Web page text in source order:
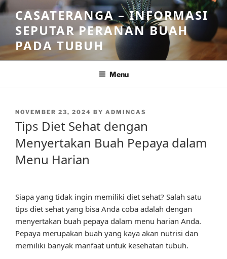
Skip
to
content
CASATERANGA – INFORMASI
SEPUTAR PERANAN BUAH
PADA TUBUH
Menu
POSTED
ON
NOVEMBER 23, 2024 BY ADMINCAS
Tips Diet Sehat dengan
Menyertakan Buah Pepaya dalam
Menu Harian
Siapa yang tidak ingin memiliki diet sehat? Salah satu
tips diet sehat yang bisa Anda coba adalah dengan
menyertakan buah pepaya dalam menu harian Anda.
Pepaya merupakan buah yang kaya akan nutrisi dan
memiliki banyak manfaat untuk kesehatan tubuh.